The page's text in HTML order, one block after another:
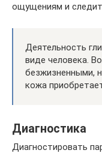
ощущениям и
Деятельность
виде человека.
безжизненными,
кожа
Диагностика
Диагностировать